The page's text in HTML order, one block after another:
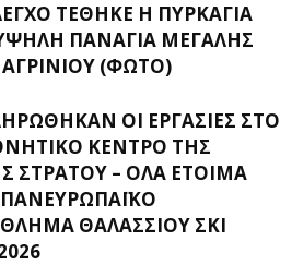
ΤΈΘΗΚΕ Η ΠΥΡΚΑΓΙΆ
ΠΑΝΑΓΙΆ ΜΕΓΆΛΗΣ
(ΦΩΤΌ)
ΟΙ ΕΡΓΑΣΊΕΣ ΣΤΟ
ΚΈΝΤΡΟ ΤΗΣ
ΣΤΡΆΤΟΥ – ΌΛΑ ΈΤΟΙΜΑ
ΠΑΝΕΥΡΩΠΑΪΚΌ
ΘΑΛΆΣΣΙΟΥ ΣΚΙ